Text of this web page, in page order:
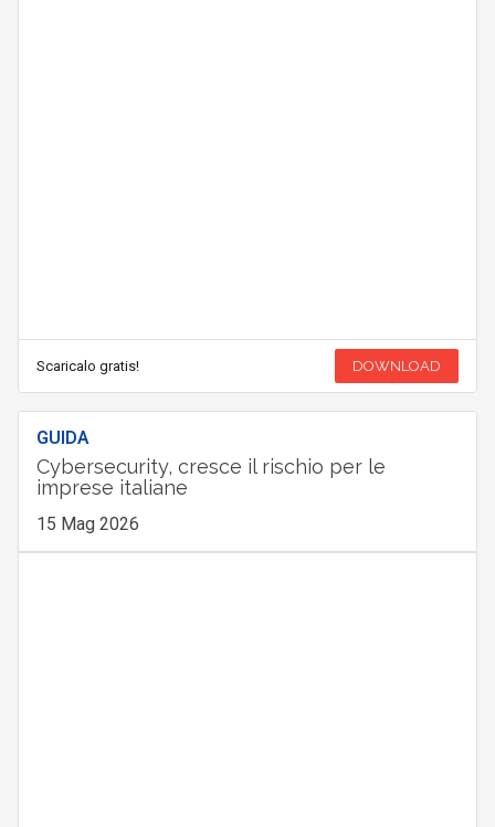
Scaricalo gratis! DOWNLOAD
GUIDA
Cybersecurity, cresce il rischio per le
imprese italiane
15 Mag 2026